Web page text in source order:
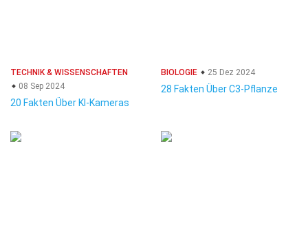
TECHNIK & WISSENSCHAFTEN
08 Sep 2024
20 Fakten Über KI-Kameras
BIOLOGIE 25 Dez 2024
28 Fakten Über C3-Pflanze